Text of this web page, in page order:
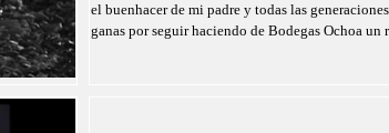
el buenhacer de mi padre y todas las
ganas por seguir haciendo de Bodegas Ochoa un